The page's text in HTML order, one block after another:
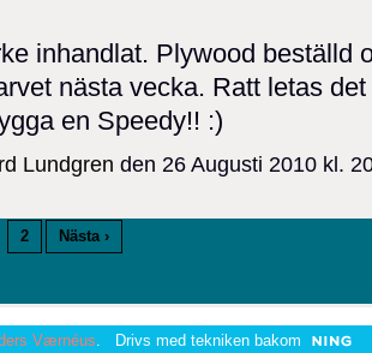
inhandlat. Plywood beställd
nästa vecka. Ratt letas
en Speedy!! :)
Lundgren den 26 Augusti 2010 kl.
2 Nästa ›
Værnéus. Drivs med tekniken bakom